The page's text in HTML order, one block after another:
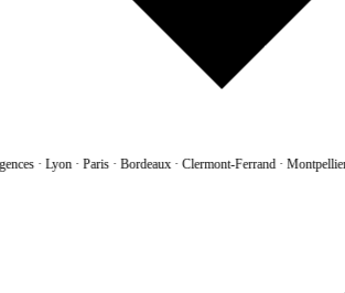
·Lyon · Paris · Bordeaux · Clermont-Ferrand · Montpellier